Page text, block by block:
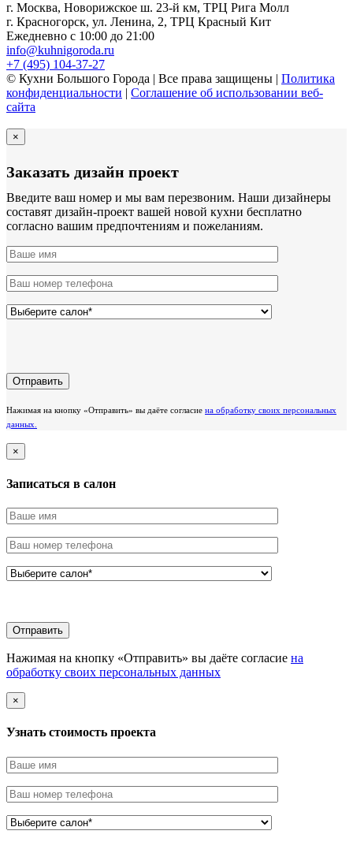
г. Москва, Новорижское ш. 23-й км, ТРЦ Рига Молл
г. Красногорск, ул. Ленина, 2, ТРЦ Красный Кит
Ежедневно с 10:00 до 21:00
info@kuhnigoroda.ru
+7 (495) 104-37-27
© Кухни Большого Города | Все права защищены | Политика
конфиденциальности | Соглашение об использовании веб-
сайта
×
Заказать дизайн проект
Введите ваш номер и мы вам перезвоним. Наши дизайнеры
составят дизайн-проект вашей новой кухни бесплатно
согласно вашим предпочтениям и пожеланиям.
Нажимая на кнопку «Отправить» вы даёте согласие на обработку своих персональных
данных.
×
Записаться в салон
Нажимая на кнопку «Отправить» вы даёте согласие на
обработку своих персональных данных
×
Узнать стоимоcть проекта